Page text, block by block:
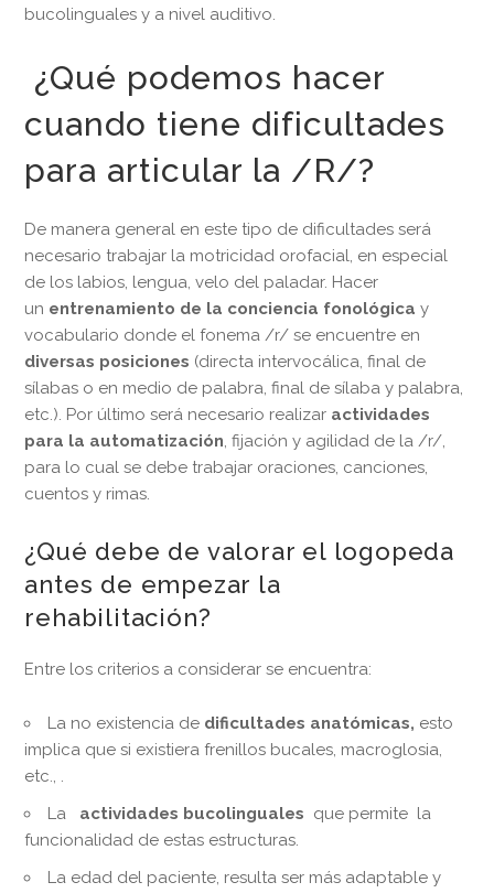
bucolinguales y a nivel auditivo.
¿Qué podemos hacer
cuando tiene dificultades
para articular la /R/?
De manera general en este tipo de dificultades será
necesario trabajar la motricidad orofacial, en especial
de los labios, lengua, velo del paladar. Hacer
un entrenamiento de la conciencia fonológica y
vocabulario donde el fonema /r/ se encuentre en
diversas posiciones (directa intervocálica, final de
sílabas o en medio de palabra, final de sílaba y palabra,
etc.). Por último será necesario realizar actividades
para la automatización, fijación y agilidad de la /r/,
para lo cual se debe trabajar oraciones, canciones,
cuentos y rimas.
¿Qué debe de valorar el logopeda
antes de empezar la
rehabilitación?
Entre los criterios a considerar se encuentra:
La no existencia de dificultades anatómicas, esto
implica que si existiera frenillos bucales, macroglosia,
etc., .
La actividades bucolinguales que permite la
funcionalidad de estas estructuras.
La edad del paciente, resulta ser más adaptable y